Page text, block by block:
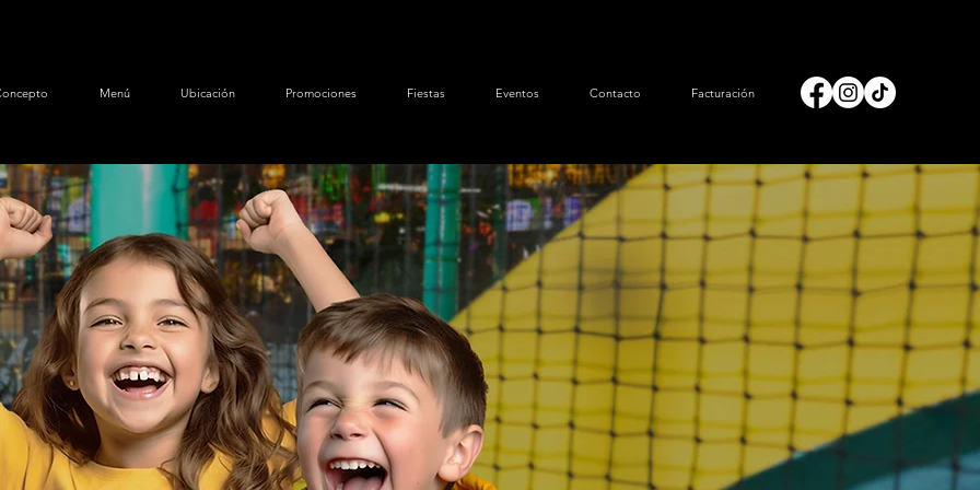
Menú Ubicación Promociones Fiestas Eventos Contacto Facturación